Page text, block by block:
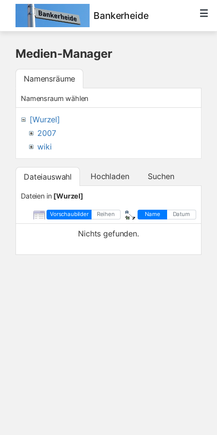
Bankerheide
Medien-Manager
Namensräume
Namensraum wählen
[Wurzel]
2007
wiki
Dateiauswahl Hochladen Suchen
Dateien in [Wurzel]
Vorschaubilder Reihen Name Datum
Nichts gefunden.